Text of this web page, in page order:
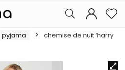
pyjama
chemise de nuit ‘harry